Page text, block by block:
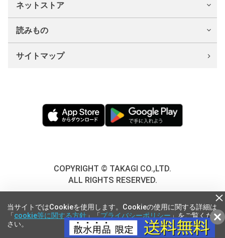
ネットストア
読みもの
サイトマップ
COPYRIGHT © TAKAGI CO.,LTD.
ALL RIGHTS RESERVED.
当サイトではCookieを使用します。Cookieの使用に関する詳細は
「 cookie等に関する方針 」「 プライバシーポリシー 」をご覧くだ
さい。